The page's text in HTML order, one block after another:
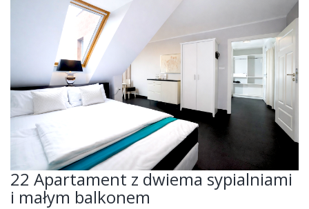
22 Apartament z dwiema sypialniami
i małym balkonem